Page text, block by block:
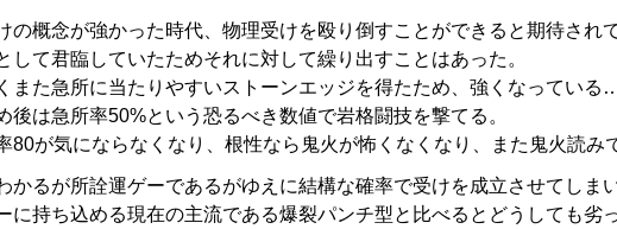
の概念が強かった時代、物理受けを殴り倒すことができると期待され
して君臨していたためそれに対して繰り出すことはあった。
また急所に当たりやすいストーンエッジを得たため、強くなってい
後は急所率50%という恐るべき数値で岩格闘技を撃てる。
80が気にならなくなり、根性なら鬼火が怖くなくなり、また鬼火読み
かるが所詮運ゲーであるがゆえに結構な確率で受けを成立させてしま
に持ち込める現在の主流である爆裂パンチ型と比べるとどうしても劣